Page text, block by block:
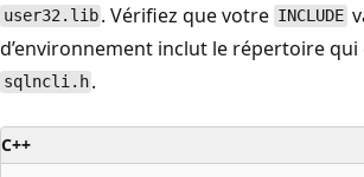
user32.lib . Vérifiez que votre INCLUDE
d’environnement inclut le répertoire
sqlncli.h .
C++